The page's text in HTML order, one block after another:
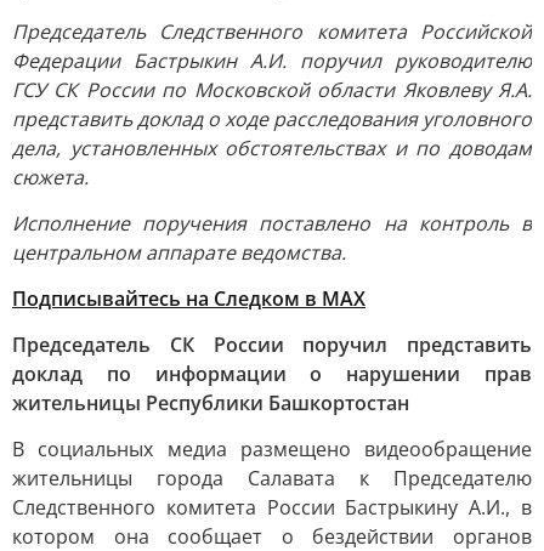
Председатель Следственного комитета Российской
Федерации Бастрыкин А.И. поручил руководителю
ГСУ СК России по Московской области Яковлеву Я.А.
представить доклад о ходе расследования уголовного
дела, установленных обстоятельствах и по доводам
сюжета.
Исполнение поручения поставлено на контроль в
центральном аппарате ведомства.
Подписывайтесь на Следком в MAX
Председатель СК России поручил представить
доклад по информации о нарушении прав
жительницы Республики Башкортостан
В социальных медиа размещено видеообращение
жительницы города Салавата к Председателю
Следственного комитета России Бастрыкину А.И., в
котором она сообщает о бездействии органов